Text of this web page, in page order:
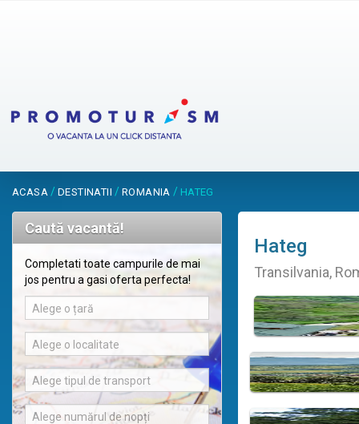
ACASA / DESTINATII / ROMANIA / HATEG
Caută vacantă!
Completati toate campurile de mai
jos pentru a gasi oferta perfecta!
Alege o țară
Alege o localitate
Alege tipul de transport
Alege numărul de nopți
Hateg
Transilvania,